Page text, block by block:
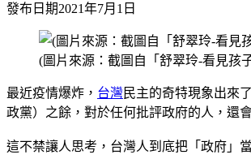
發布日期2021年7月1日
(圖片來源：截圖自「舒翠玲-看見孩
最近疫情爆炸， 台灣 民主的奇特現象出來
政黨）之餘，對於任何批評政府的人，還
這不禁讓人思考，台灣人到底把「政府」